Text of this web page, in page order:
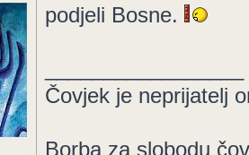
podjeli Bosne.
Čovjek je neprijatelj
Borba za slobodu